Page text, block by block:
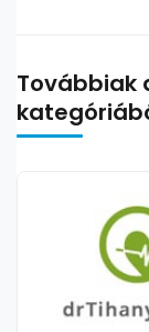
Továbbiak